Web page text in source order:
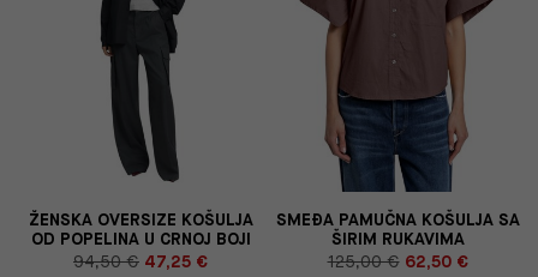
ŽENSKA OVERSIZE KOŠULJA
OD POPELINA U CRNOJ BOJI
94,50 € 47,25 €
SMEĐA PAMUČNA KOŠULJA SA
ŠIRIM RUKAVIMA
125,00 € 62,50 €